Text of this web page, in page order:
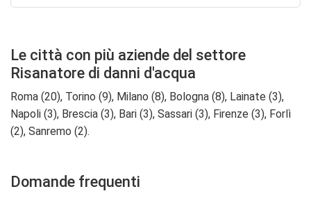
Le città con più aziende del settore
Risanatore di danni d'acqua
Roma (20), Torino (9), Milano (8), Bologna (8), Lainate (3),
Napoli (3), Brescia (3), Bari (3), Sassari (3), Firenze (3), Forlì
(2), Sanremo (2).
Domande frequenti